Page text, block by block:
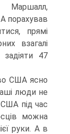
пора­хував
прямі
взагалі
47
США ясно
люди не
під час
можна
руки. А в